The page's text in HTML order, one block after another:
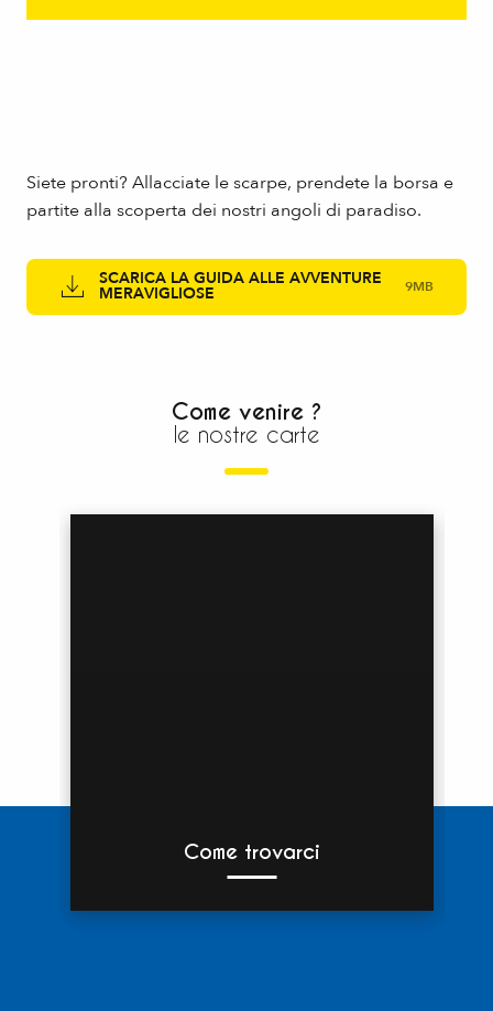
Siete pronti? Allacciate le scarpe, prendete la borsa e
partite alla scoperta dei nostri angoli di paradiso.
SCARICA LA GUIDA ALLE AVVENTURE
MERAVIGLIOSE 9MB
Come venire ?
le nostre carte
Come trovarci